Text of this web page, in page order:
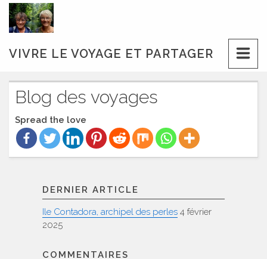
Skip
content
VIVRE LE VOYAGE ET PARTAGER
Blog des voyages
Spread the love
DERNIER ARTICLE
Ile Contadora, archipel des perles 4 février
2025
COMMENTAIRES